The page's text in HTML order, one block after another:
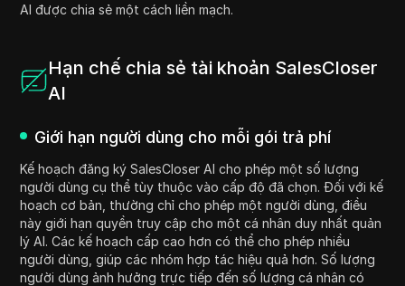
AI được chia sẻ một cách liền mạch.
Hạn chế chia sẻ tài khoản SalesCloser
AI
Giới hạn người dùng cho mỗi gói trả phí
Kế hoạch đăng ký SalesCloser AI cho phép một số lượng
người dùng cụ thể tùy thuộc vào cấp độ đã chọn. Đối với kế
hoạch cơ bản, thường chỉ cho phép một người dùng, điều
này giới hạn quyền truy cập cho một cá nhân duy nhất quản
lý AI. Các kế hoạch cấp cao hơn có thể cho phép nhiều
người dùng, giúp các nhóm hợp tác hiệu quả hơn. Số lượng
người dùng ảnh hưởng trực tiếp đến số lượng cá nhân có